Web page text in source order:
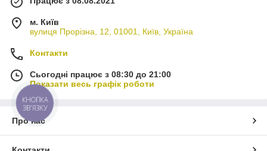
м. Київ
вулиця Прорізна, 12, 01001, Київ, Україна
Контакти
Сьогодні працює з 08:30 до 21:00
Показати весь графік роботи
Про нас
КНОПКА
ЗВ'ЯЗКУ